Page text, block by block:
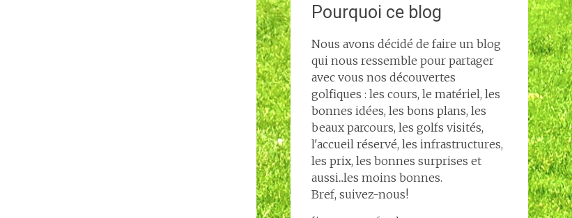
Pourquoi ce blog
Nous avons décidé de faire un blog
qui nous ressemble pour partager
avec vous nos découvertes
golfiques : les cours, le matériel, les
bonnes idées, les bons plans, les
beaux parcours, les golfs visités,
l'accueil réservé, les infrastructures,
les prix, les bonnes surprises et
aussi...les moins bonnes.
Bref, suivez-nous!